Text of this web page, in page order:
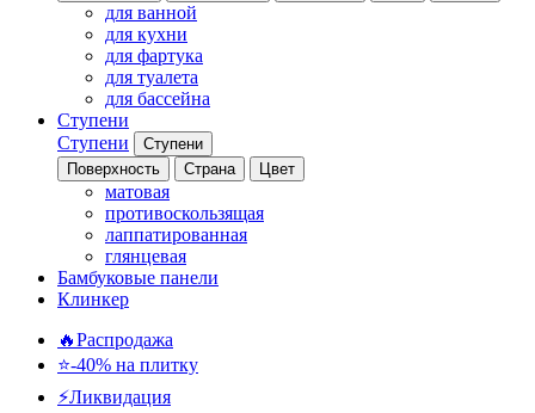
для ванной
для кухни
для фартука
для туалета
для бассейна
Ступени
Ступени
Ступени
Поверхность
Страна Цвет
матовая
противоскользящая
лаппатированная
глянцевая
Бамбуковые панели
Клинкер
🔥Распродажа
⭐-40% на плитку
⚡️Ликвидация